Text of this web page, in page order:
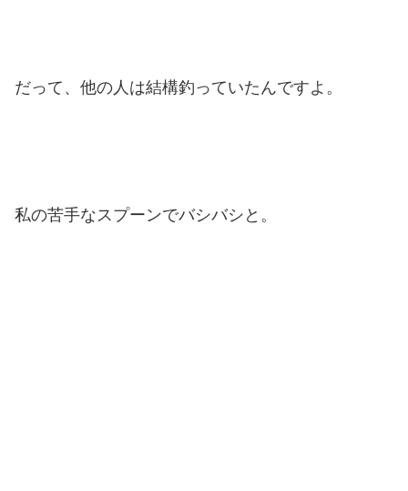
だって、他の人は結構釣っていたんですよ。
私の苦手なスプーンでバシバシと。